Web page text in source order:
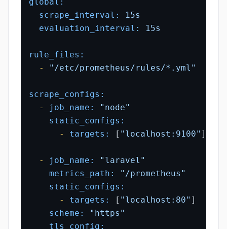
scrape_interval:
15s
evaluation_interval:
15s
rule_files:
-
"/etc/prometheus/rules/*.yml"
scrape_configs:
-
job_name:
"node"
static_configs:
-
targets: [ "localhost:9100" ]
- job_name:
"laravel"
metrics_path:
"/prometheus"
static_configs:
-
targets: [ "localhost:80" ]
scheme:
"https"
tls_config: